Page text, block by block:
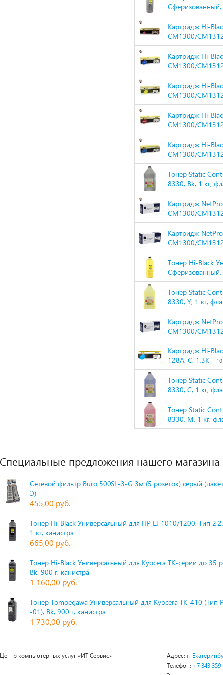
Сферизованный,
Картридж Hi-
CM1300/
Картридж Hi-
CM1300/
Картридж Hi-
CM1300/
Картридж Hi-
CM1300/
Картридж Hi-
CM1300/
Тонер Static
8330, Bk, 1 кг,
Картридж
CM1300/
Картридж
CM1300/
Тонер Hi-Black
Сферизованный,
Тонер Static
8330, Y, 1 кг,
Картридж
CM1300/
Картридж Hi-
128A, C, 1,3K
Тонер Static
8330, C, 1 кг,
Тонер Static
8330, M, 1 кг,
Специальные предложения нашего магазина
Сетевой фильтр Buro 500SL-3-G 3м (5 розеток) серый
Э)
455,00 руб.
Тонер Hi-Black Универсальный для HP LJ 1010/1200, Тип
1 кг, канистра
665,00 руб.
Тонер Hi-Black Универсальный для Kyocera TK-серии до 35
Bk, 900 г, канистра
1 160,00 руб.
Тонер Tomoegawa Универсальный для Kyocera TK-410 (Тип
-01), Bk, 900 г, канистра
1 730,00 руб.
Центр компьютерных услуг «ИТ Сервис» Адрес: г.
Телефон: +7 343